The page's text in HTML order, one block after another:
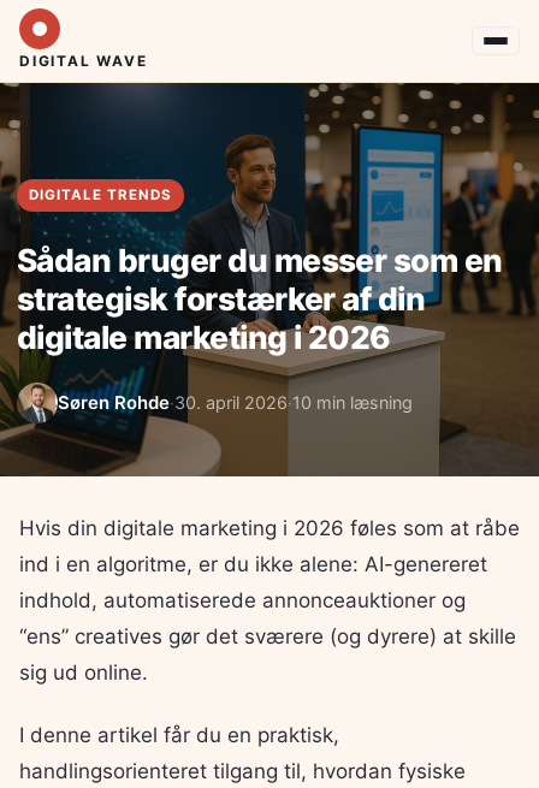
DIGITAL WAVE
DIGITALE TRENDS
Sådan bruger du messer som en
strategisk forstærker af din
digitale marketing i 2026
Søren Rohde·30. april 2026·10 min læsning
Hvis din digitale marketing i 2026 føles som at råbe
ind i en algoritme, er du ikke alene: AI-genereret
indhold, automatiserede annonceauktioner og
“ens” creatives gør det sværere (og dyrere) at skille
sig ud online.
I denne artikel får du en praktisk,
handlingsorienteret tilgang til, hvordan fysiske